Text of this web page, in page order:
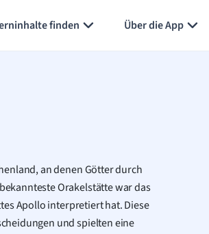
finden Über die App
an denen Götter durch
Orakelstätte war das
Apollo interpretiert hat. Diese
und spielten eine